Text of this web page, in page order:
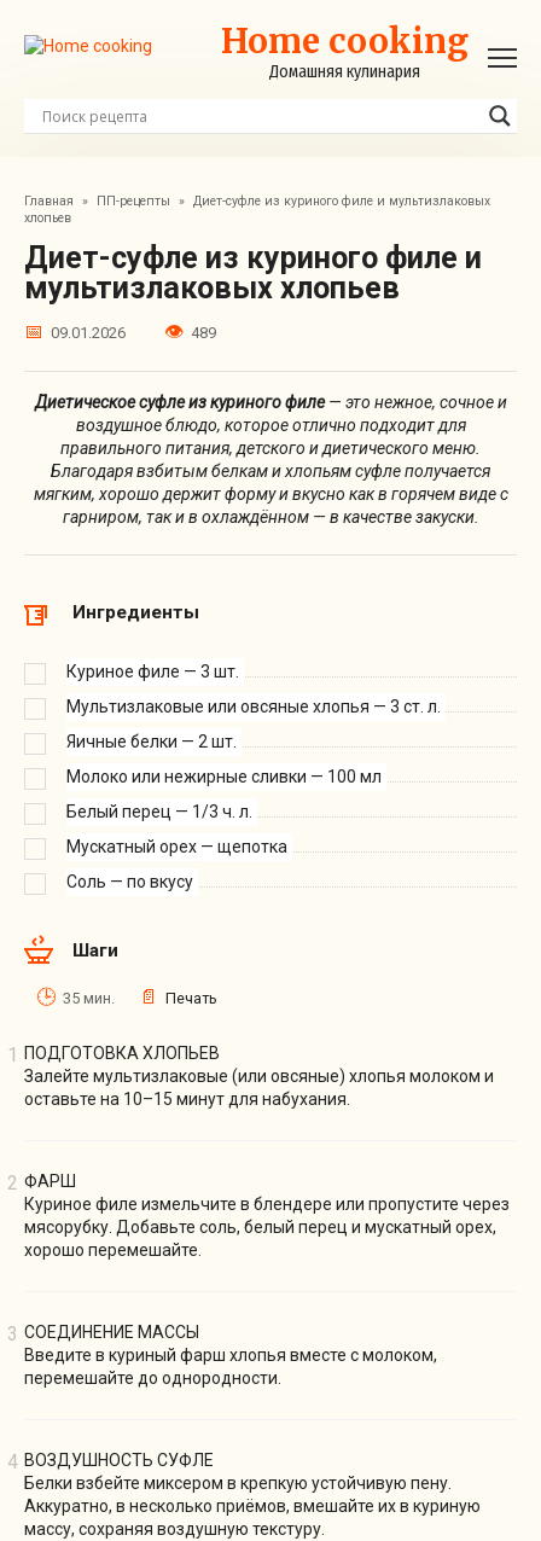
контенту
Home cooking
Домашняя кулинария
Главная » ПП-рецепты » Диет-суфле из куриного филе и мультизлаковых
хлопьев
Диет-суфле из куриного филе и
мультизлаковых хлопьев
09.01.2026 489
Диетическое суфле из куриного филе— это нежное, сочное и
воздушное блюдо, которое отлично подходит для
правильного питания, детского и диетического меню.
Благодаря взбитым белкам и хлопьям суфле получается
мягким, хорошо держит форму и вкусно как в горячем виде с
гарниром, так и в охлаждённом — в качестве закуски.
Ингредиенты
Куриное филе — 3 шт.
Мультизлаковые или овсяные хлопья — 3 ст. л.
Яичные белки — 2 шт.
Молоко или нежирные сливки — 100 мл
Белый перец — 1/3 ч. л.
Мускатный орех — щепотка
Соль — по вкусу
Шаги
35 мин. Печать
ПОДГОТОВКА ХЛОПЬЕВ
Залейте мультизлаковые (или овсяные) хлопья молоком и
оставьте на 10–15 минут для набухания.
ФАРШ
Куриное филе измельчите в блендере или пропустите через
мясорубку. Добавьте соль, белый перец и мускатный орех,
хорошо перемешайте.
СОЕДИНЕНИЕ МАССЫ
Введите в куриный фарш хлопья вместе с молоком,
перемешайте до однородности.
ВОЗДУШНОСТЬ СУФЛЕ
Белки взбейте миксером в крепкую устойчивую пену.
Аккуратно, в несколько приёмов, вмешайте их в куриную
массу, сохраняя воздушную текстуру.